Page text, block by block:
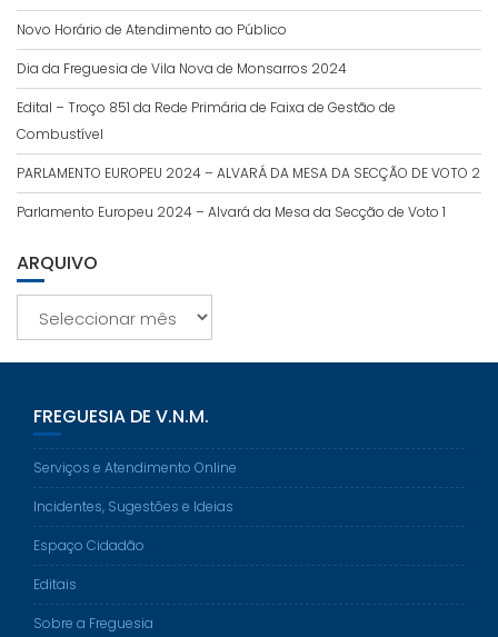
Novo Horário de Atendimento ao Público
Dia da Freguesia de Vila Nova de Monsarros 2024
Edital – Troço 851 da Rede Primária de Faixa de Gestão de
Combustível
PARLAMENTO EUROPEU 2024 – ALVARÁ DA MESA DA SECÇÃO DE VOTO 2
Parlamento Europeu 2024 – Alvará da Mesa da Secção de Voto 1
ARQUIVO
FREGUESIA DE V.N.M.
Serviços e Atendimento Online
Incidentes, Sugestões e Ideias
Espaço Cidadão
Editais
Sobre a Freguesia